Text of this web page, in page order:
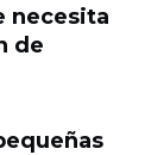
necesita
de